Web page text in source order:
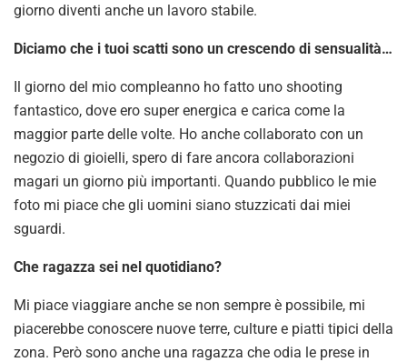
giorno diventi anche un lavoro stabile.
Diciamo che i tuoi scatti sono un crescendo di sensualità…
Il giorno del mio compleanno ho fatto uno shooting
fantastico, dove ero super energica e carica come la
maggior parte delle volte. Ho anche collaborato con un
negozio di gioielli, spero di fare ancora collaborazioni
magari un giorno più importanti. Quando pubblico le mie
foto mi piace che gli uomini siano stuzzicati dai miei
sguardi.
Che ragazza sei nel quotidiano?
Mi piace viaggiare anche se non sempre è possibile, mi
piacerebbe conoscere nuove terre, culture e piatti tipici della
zona. Però sono anche una ragazza che odia le prese in